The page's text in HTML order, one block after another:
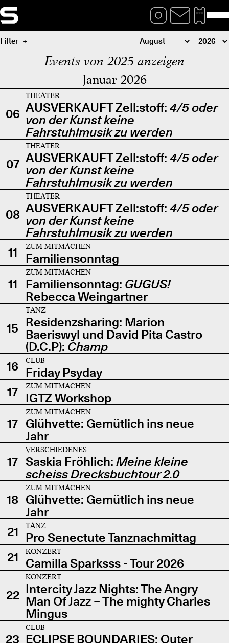
Filter
Events von 2025 anzeigen
Januar 2026
06
THEATER
AUSVERKAUFT Zell:stoff: 4/5 oder
von der Kunst keine
Fahrstuhlmusik zu werden
07
THEATER
AUSVERKAUFT Zell:stoff: 4/5 oder
von der Kunst keine
Fahrstuhlmusik zu werden
08
THEATER
AUSVERKAUFT Zell:stoff: 4/5 oder
von der Kunst keine
Fahrstuhlmusik zu werden
11
ZUM MITMACHEN
Familiensonntag
11
ZUM MITMACHEN
Familiensonntag: GUGUS!
Rebecca Weingartner
15
TANZ
Residenzsharing: Marion
Baeriswyl und David Pita Castro
(D.C.P): Champ
16
CLUB
Friday Psyday
17
ZUM MITMACHEN
IGTZ Workshop
17
ZUM MITMACHEN
Glühvette: Gemütlich ins neue
Jahr
17
VERSCHIEDENES
Saskia Fröhlich: Meine kleine
scheiss Drecksbuchtour 2.0
18
ZUM MITMACHEN
Glühvette: Gemütlich ins neue
Jahr
21
TANZ
Pro Senectute Tanznachmittag
21
KONZERT
Camilla Sparksss - Tour 2026
22
KONZERT
Intercity Jazz Nights: The Angry
Man Of Jazz – The mighty Charles
Mingus
23
CLUB
ECLIPSE BOUNDARIES: Outer